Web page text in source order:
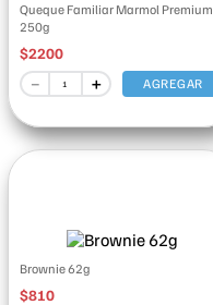
Queque Familiar Marmol Premium
250g
$2200
＋
－ AGREGAR
Brownie 62g
$810